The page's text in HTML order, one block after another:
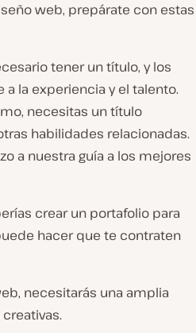
web, prepárate con estas
tener un título, y los
la experiencia y el talento.
necesitas un título
habilidades relacionadas.
a nuestra guía a los mejores
crear un portafolio para
hacer que te contraten
necesitarás una amplia